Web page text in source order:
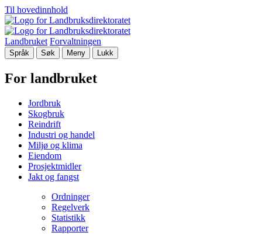
Til hovedinnhold
Landbruket Forvaltningen
Språk Søk Meny Lukk
For landbruket
Jordbruk
Skogbruk
Reindrift
Industri og handel
Miljø og klima
Eiendom
Prosjektmidler
Jakt og fangst
Ordninger
Regelverk
Statistikk
Rapporter